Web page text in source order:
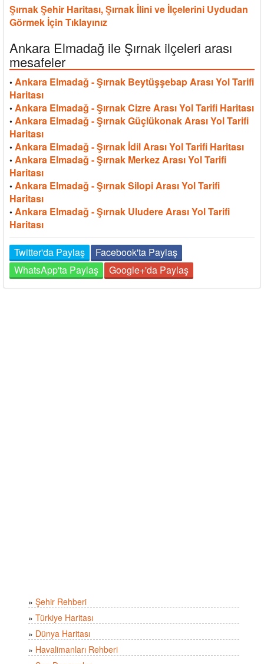
Şırnak Şehir Haritası, Şırnak İlini ve İlçelerini Uydudan
Görmek İçin Tıklayınız
Ankara Elmadağ ile Şırnak ilçeleri arası
mesafeler
• Ankara Elmadağ - Şırnak Beytüşşebap Arası Yol Tarifi
Haritası
• Ankara Elmadağ - Şırnak Cizre Arası Yol Tarifi Haritası
• Ankara Elmadağ - Şırnak Güçlükonak Arası Yol Tarifi
Haritası
• Ankara Elmadağ - Şırnak İdil Arası Yol Tarifi Haritası
• Ankara Elmadağ - Şırnak Merkez Arası Yol Tarifi
Haritası
• Ankara Elmadağ - Şırnak Silopi Arası Yol Tarifi
Haritası
• Ankara Elmadağ - Şırnak Uludere Arası Yol Tarifi
Haritası
Twitter'da Paylaş
Facebook'ta Paylaş
WhatsApp'ta Paylaş
Google+'da Paylaş
» Şehir Rehberi
» Türkiye Haritası
» Dünya Haritası
» Havalimanları Rehberi